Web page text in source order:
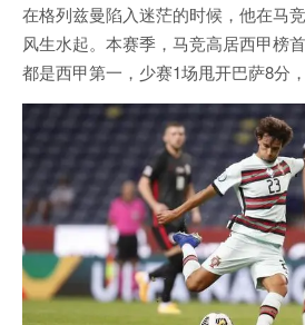
在格列兹曼陷入迷茫的时候，他在马
风生水起。本赛季，马竞高居西甲榜
都是西甲第一，少赛1场甩开巴萨8分